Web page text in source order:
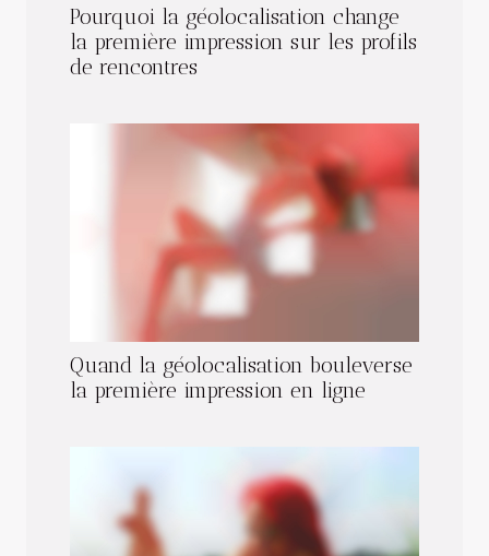
Pourquoi la géolocalisation change
la première impression sur les profils
de rencontres
Quand la géolocalisation bouleverse
la première impression en ligne